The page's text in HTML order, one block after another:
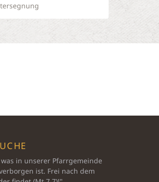
in unserer Pfarrgemeinde
ist. Frei nach dem